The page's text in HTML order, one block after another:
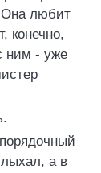
Она любит
конечно,
ним - уже
а в